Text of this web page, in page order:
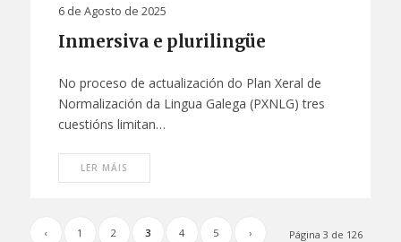
Inmersiva e plurilingüe
6 de Agosto de 2025
No proceso de actualización do Plan Xeral de
Normalización da Lingua Galega (PXNLG) tres
cuestións limitan…
LER MÁIS
Página 3 de 126
‹ 1 2 3 4 5 ›